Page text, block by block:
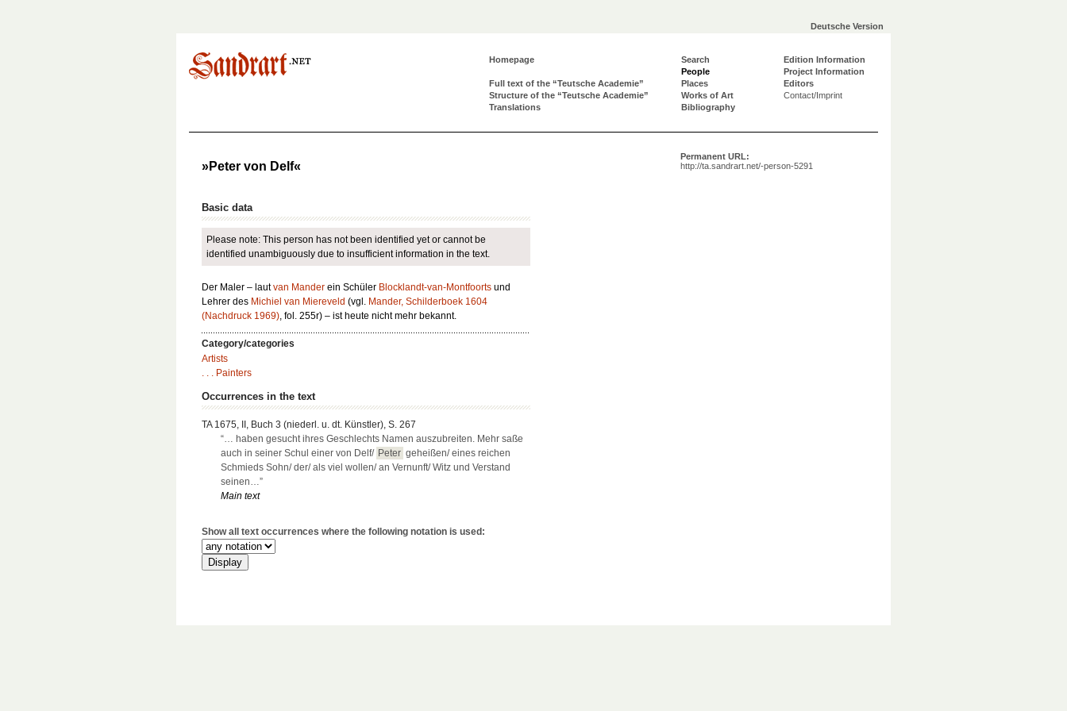
Deutsche Version
Homepage
Full text of the “Teutsche Academie”
Structure of the “Teutsche Academie”
Translations
Search
People
Places
Works of Art
Bibliography
Edition Information
Project Information
Editors
Contact/Imprint
Permanent URL:
http://ta.sandrart.net/-person-5291
»Peter von Delf«
Basic data
Please note: This person has not been identified yet or cannot be
identified unambiguously due to insufficient information in the text.
Der Maler – lautvan Mander ein Schüler Blocklandt-van-Montfoorts und
Lehrer des Michiel van Miereveld (vgl. Mander, Schilderboek 1604
(Nachdruck 1969), fol. 255r) – ist heute nicht mehr bekannt.
Category/categories
Artists
. . . Painters
Occurrences in the text
TA 1675, II, Buch 3 (niederl. u. dt. Künstler), S. 267
“… haben gesucht ihres Geschlechts Namen auszubreiten. Mehr saße
auch in seiner Schul einer von Delf/ Peter geheißen/ eines reichen
Schmieds Sohn/ der/ als viel wollen/ an Vernunft/ Witz und Verstand
seinen…”
Main text
Show all text occurrences where the following notation is used: